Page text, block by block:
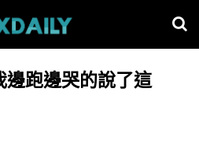
邊跑邊哭的說了這